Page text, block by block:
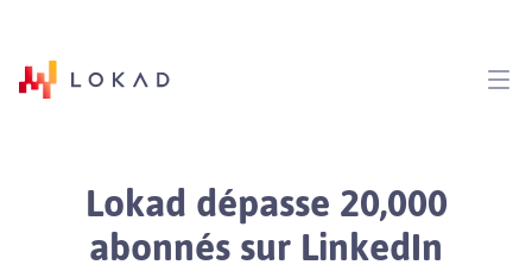
Lokad dépasse 20,000
abonnés sur LinkedIn